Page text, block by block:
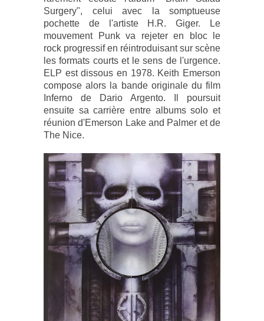
Surgery", celui avec la somptueuse
pochette de l'artiste H.R. Giger. Le
mouvement Punk va rejeter en bloc le
rock progressif en réintroduisant sur scène
les formats courts et le sens de l'urgence.
ELP est dissous en 1978. Keith Emerson
compose alors la bande originale du film
Inferno de Dario Argento. Il poursuit
ensuite sa carrière entre albums solo et
réunion d'Emerson Lake and Palmer et de
The Nice.